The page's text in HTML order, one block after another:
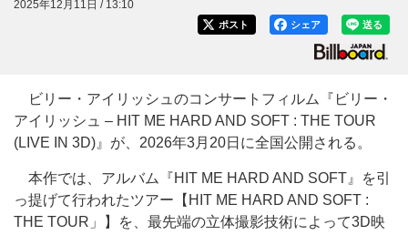
2025年12月11日 / 13:10
送る
シェア
ポスト
ビリー・アイリッシュのコンサートフィルム『ビリー・
アイリッシュ – HIT ME HARD AND SOFT : THE TOUR
(LIVE IN 3D)』が、2026年3月20日に全国公開される。
本作では、アルバム『HIT ME HARD AND SOFT』を引
っ提げて行われたツアー【HIT ME HARD AND SOFT :
THE TOUR」】を、最先端の立体撮影技術によって3D映